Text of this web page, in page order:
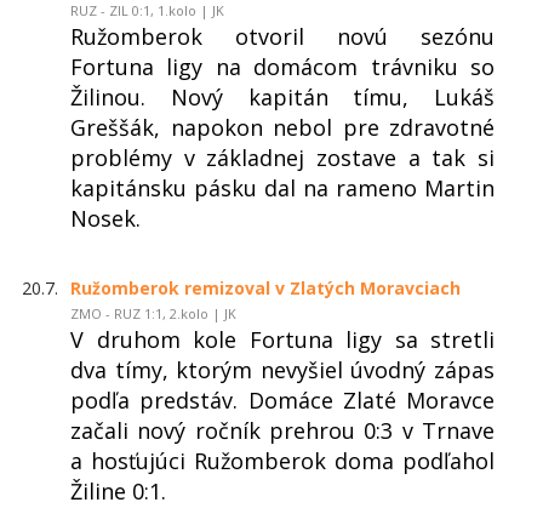
RUZ - ZIL 0:1, 1.kolo | JK
Ružomberok otvoril novú sezónu
Fortuna ligy na domácom trávniku so
Žilinou. Nový kapitán tímu, Lukáš
Greššák, napokon nebol pre zdravotné
problémy v základnej zostave a tak si
kapitánsku pásku dal na rameno Martin
Nosek.
20.7. Ružomberok remizoval v Zlatých Moravciach
ZMO - RUZ 1:1, 2.kolo | JK
V druhom kole Fortuna ligy sa stretli
dva tímy, ktorým nevyšiel úvodný zápas
podľa predstáv. Domáce Zlaté Moravce
začali nový ročník prehrou 0:3 v Trnave
a hosťujúci Ružomberok doma podľahol
Žiline 0:1.